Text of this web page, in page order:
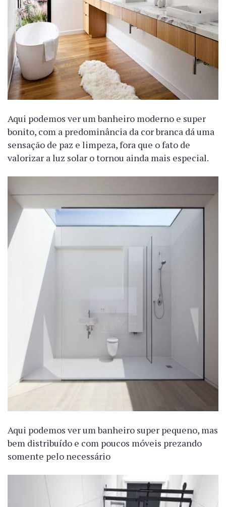
Aqui podemos ver um banheiro moderno e super
bonito, com a predominância da cor branca dá uma
sensação de paz e limpeza, fora que o fato de
valorizar a luz solar o tornou ainda mais especial.
Aqui podemos ver um banheiro super pequeno, mas
bem distribuído e com poucos móveis prezando
somente pelo necessário